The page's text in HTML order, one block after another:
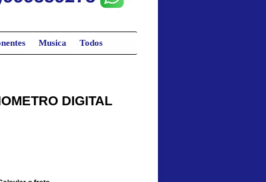
Musica Todos
DIGITAL